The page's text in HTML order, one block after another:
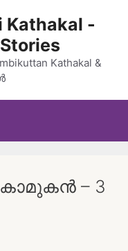
Kathakal -
Kathakal &
കാമുകൻ – 3